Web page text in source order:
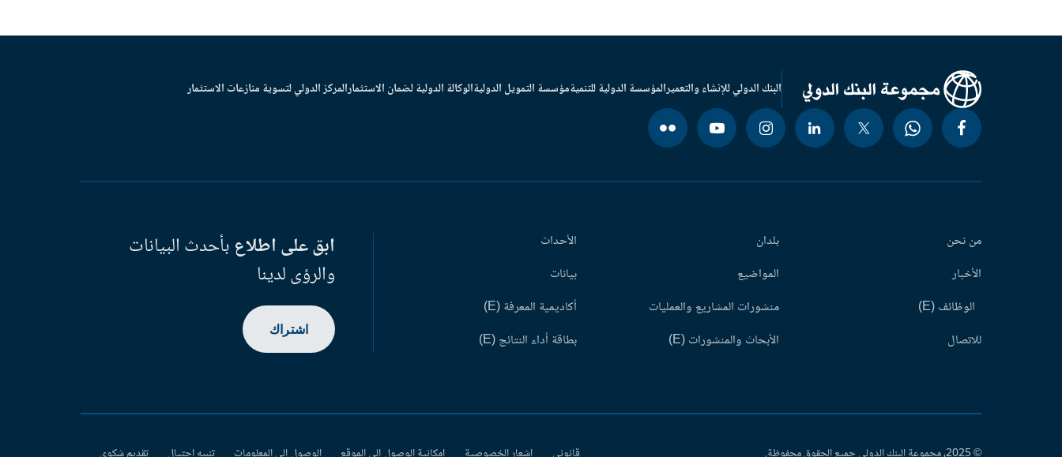
البنك الدولي للإنشاء والتعميرالمؤسسة الدولية للتنميةمؤسسة التمويل الدوليةالوكالة الدولية لضمان الاستثمارالمركز الدولي لتسوية منازعات الاستثمار
من نحن
الأخبار
الوظائف (E)
للاتصال
بلدان
المواضيع
منشورات المشاريع والعمليات
الأبحاث والمنشورات (E)
الأحداث
بيانات
أكاديمية المعرفة (E)
بطاقة أداء النتائج (E)
ابق على اطلاعبأحدث البيانات
والرؤى لدينا
اشتراك